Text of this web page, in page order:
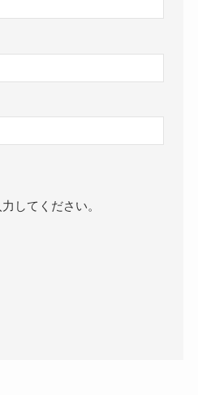
してください。